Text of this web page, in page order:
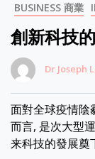
BUSINESS 商業
創新科技
Dr Joseph
面對全球疫情陰
而言, 是次大型
来科技的發展奠